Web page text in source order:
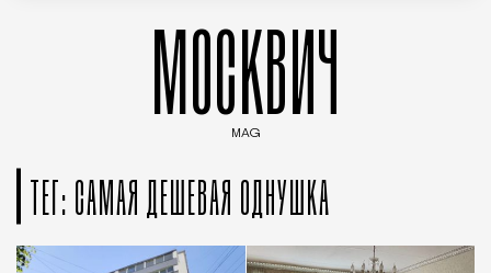
МОСКВИЧ
MAG
ТЕГ: САМАЯ ДЕШЕВАЯ ОДНУШКА